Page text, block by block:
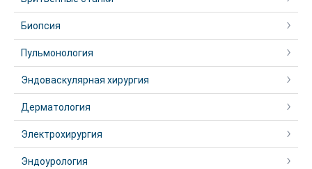
Биопсия
Пульмонология
Эндоваскулярная хирургия
Дерматология
Электрохирургия
Эндоурология